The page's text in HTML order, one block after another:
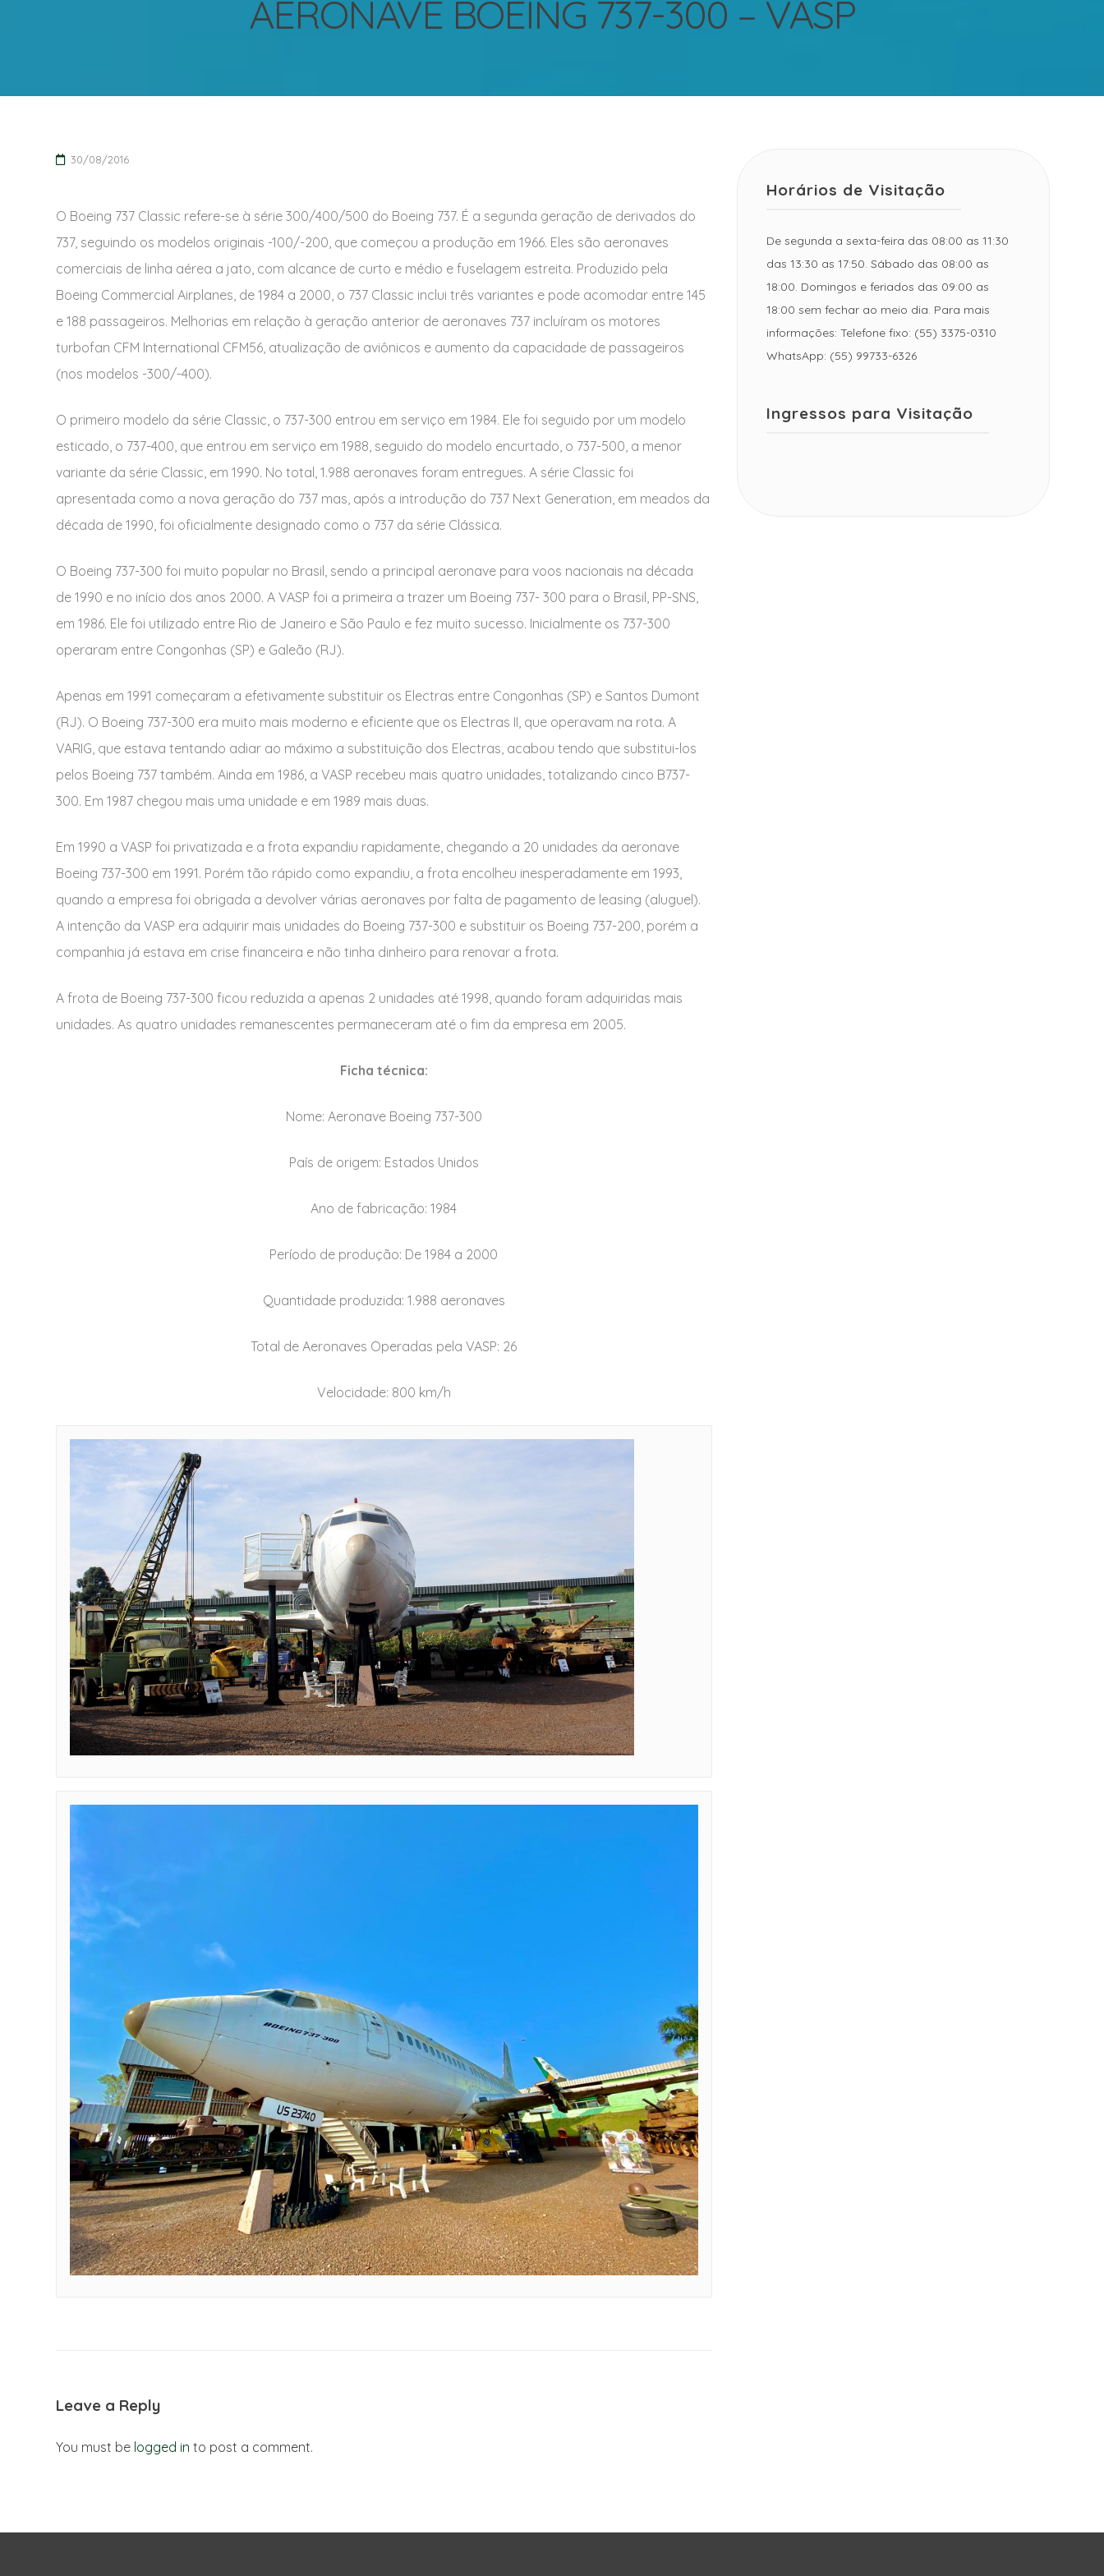
AERONAVE BOEING 737-300 – VASP
30/08/2016
O Boeing 737 Classic refere-se à série 300/400/500 do Boeing 737. É a segunda geração de derivados do
737, seguindo os modelos originais -100/-200, que começou a produção em 1966. Eles são aeronaves
comerciais de linha aérea a jato, com alcance de curto e médio e fuselagem estreita. Produzido pela
Boeing Commercial Airplanes, de 1984 a 2000, o 737 Classic inclui três variantes e pode acomodar entre 145
e 188 passageiros. Melhorias em relação à geração anterior de aeronaves 737 incluíram os motores
turbofan CFM International CFM56, atualização de aviônicos e aumento da capacidade de passageiros
(nos modelos -300/-400).
O primeiro modelo da série Classic, o 737-300 entrou em serviço em 1984. Ele foi seguido por um modelo
esticado, o 737-400, que entrou em serviço em 1988, seguido do modelo encurtado, o 737-500, a menor
variante da série Classic, em 1990. No total, 1.988 aeronaves foram entregues. A série Classic foi
apresentada como a nova geração do 737 mas, após a introdução do 737 Next Generation, em meados da
década de 1990, foi oficialmente designado como o 737 da série Clássica.
O Boeing 737-300 foi muito popular no Brasil, sendo a principal aeronave para voos nacionais na década
de 1990 e no início dos anos 2000. A VASP foi a primeira a trazer um Boeing 737- 300 para o Brasil, PP-SNS,
em 1986. Ele foi utilizado entre Rio de Janeiro e São Paulo e fez muito sucesso. Inicialmente os 737-300
operaram entre Congonhas (SP) e Galeão (RJ).
Apenas em 1991 começaram a efetivamente substituir os Electras entre Congonhas (SP) e Santos Dumont
(RJ). O Boeing 737-300 era muito mais moderno e eficiente que os Electras II, que operavam na rota. A
VARIG, que estava tentando adiar ao máximo a substituição dos Electras, acabou tendo que substitui-los
pelos Boeing 737 também. Ainda em 1986, a VASP recebeu mais quatro unidades, totalizando cinco B737-
300. Em 1987 chegou mais uma unidade e em 1989 mais duas.
Em 1990 a VASP foi privatizada e a frota expandiu rapidamente, chegando a 20 unidades da aeronave
Boeing 737-300 em 1991. Porém tão rápido como expandiu, a frota encolheu inesperadamente em 1993,
quando a empresa foi obrigada a devolver várias aeronaves por falta de pagamento de leasing (aluguel).
A intenção da VASP era adquirir mais unidades do Boeing 737-300 e substituir os Boeing 737-200, porém a
companhia já estava em crise financeira e não tinha dinheiro para renovar a frota.
A frota de Boeing 737-300 ficou reduzida a apenas 2 unidades até 1998, quando foram adquiridas mais
unidades. As quatro unidades remanescentes permaneceram até o fim da empresa em 2005.
Ficha técnica:
Nome: Aeronave Boeing 737-300
País de origem: Estados Unidos
Ano de fabricação: 1984
Período de produção: De 1984 a 2000
Quantidade produzida: 1.988 aeronaves
Total de Aeronaves Operadas pela VASP: 26
Velocidade: 800 km/h
Leave a Reply
You must be logged in to post a comment.
Horários de Visitação
De segunda a sexta-feira das 08:00 as 11:30
das 13:30 as 17:50. Sábado das 08:00 as
18:00. Domingos e feriados das 09:00 as
18:00 sem fechar ao meio dia. Para mais
informações: Telefone fixo: (55) 3375-0310
WhatsApp: (55) 99733-6326
Ingressos para Visitação